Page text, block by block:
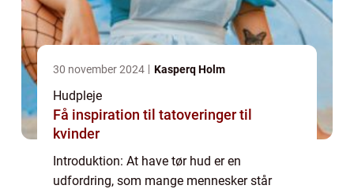
30 november 2024 Kasperq Holm
Hudpleje
Få inspiration til tatoveringer til
kvinder
Introduktion: At have tør hud er en
udfordring, som mange mennesker står